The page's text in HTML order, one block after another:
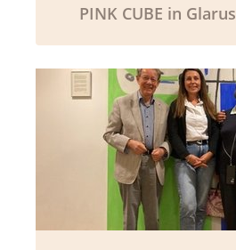
PINK CUBE in Glarus